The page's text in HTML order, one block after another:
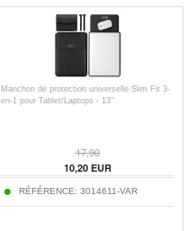
Manchon de protection universelle Slim Fit 3-
en-1 pour Tablet/Laptops - 13"
17,90
10,20EUR
RÉFÉRENCE: 3014611-VAR